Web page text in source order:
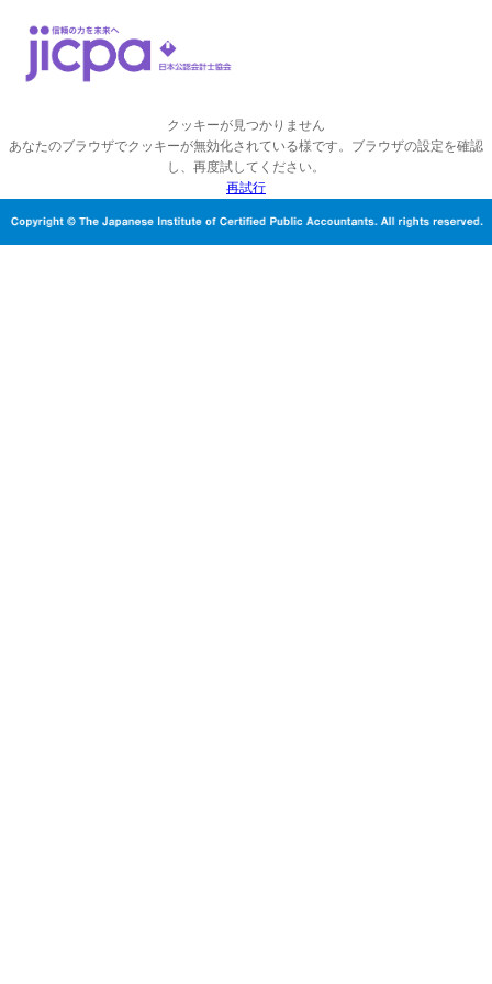
クッキーが見つかりません
あなたのブラウザでクッキーが無効化されている様です。ブラウザの設定を確認
し、再度試してください。
再試行